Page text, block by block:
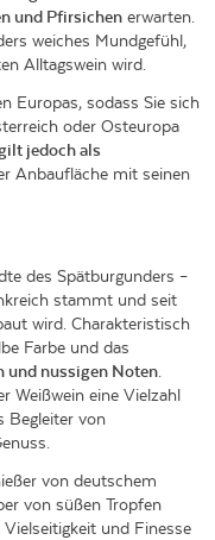
und Pfirsichen erwarten.
weiches Mundgefühl,
Alltagswein wird.
Europas, sodass Sie sich
oder Osteuropa
jedoch als
Anbaufläche mit seinen
des Spätburgunders –
stammt und seit
wird. Charakteristisch
Farbe und das
und nussigen Noten
Weißwein eine Vielzahl
Begleiter von
von deutschem
von süßen Tropfen
und Finesse